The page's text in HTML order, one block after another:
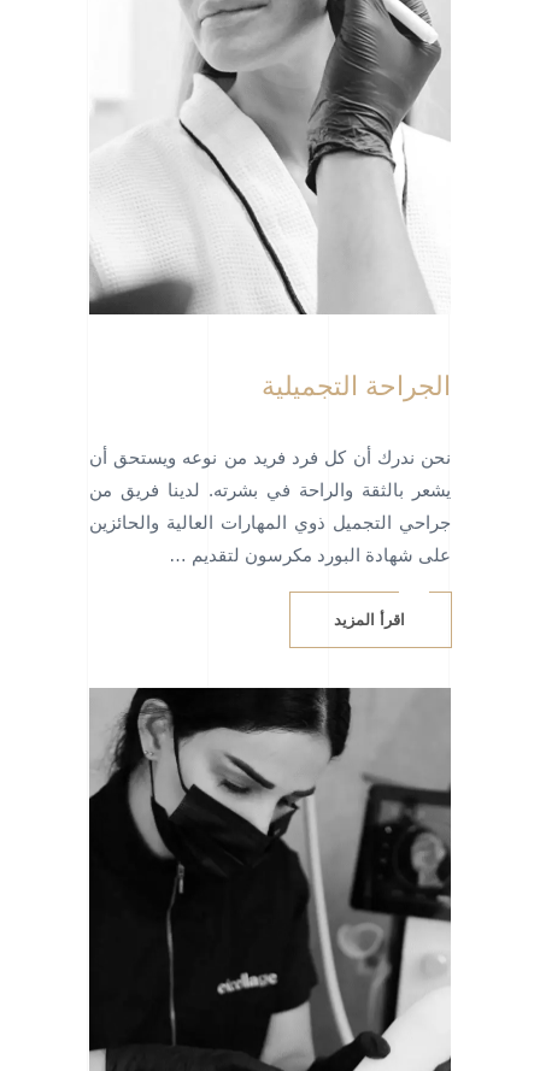
الجراحة التجميلية
نحن ندرك أن كل فرد فريد من نوعه ويستحق أن
يشعر بالثقة والراحة في بشرته. لدينا فريق من
جراحي التجميل ذوي المهارات العالية والحائزين
على شهادة البورد مكرسون لتقديم …
اقرأ المزيد